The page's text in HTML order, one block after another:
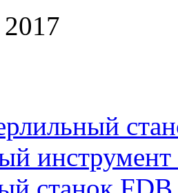
2017
инструмент